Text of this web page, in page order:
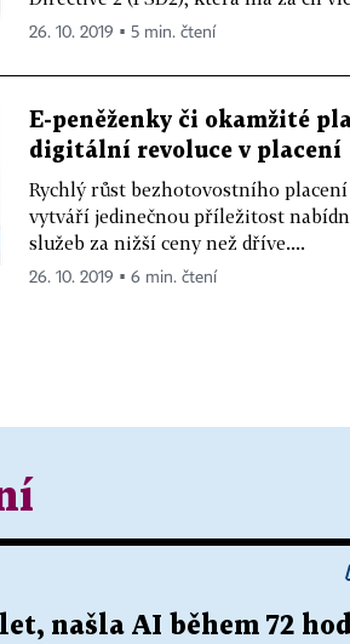
26. 10. 2019 ▪ 5 min. čtení
E-peněženky či okamžité
digitální revoluce v placení
Rychlý růst bezhotovostního placení
vytváří jedinečnou příležitost
služeb za nižší ceny než dříve....
26. 10. 2019 ▪ 6 min. čtení
našla AI během 72